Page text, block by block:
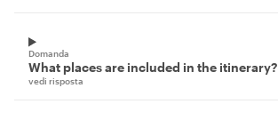
Domanda
What places are included in the itinerary?
vedi risposta